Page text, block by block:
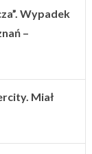
Wypadek
–
Miał